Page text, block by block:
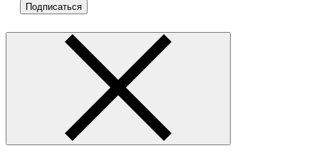
Подписаться